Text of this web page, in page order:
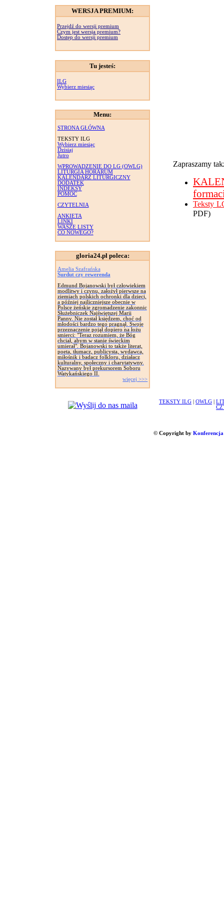
WERSJA PREMIUM:
Przejdź do wersji premium
Czym jest wersja premium?
Dostęp do wersji premium
Tu jesteś:
ILG
Wybierz miesiąc
Menu:
STRONA GŁÓWNA
TEKSTY ILG
Wybierz miesiąc
Dzisiaj
Jutro
WPROWADZENIE DO LG (OWLG)
LITURGIA HORARUM
KALENDARZ LITURGICZNY
DODATEK
INDEKSY
POMOC
CZYTELNIA
ANKIETA
LINKI
WASZE LISTY
CO NOWEGO?
gloria24.pl poleca:
Amelia Szafrańska
Surdut czy rewerenda
Edmund Bojanowski był człowiekiem
modlitwy i czynu, założył pierwsze na
ziemiach polskich ochronki dla dzieci,
a później najliczniejsze obecnie w
Polsce żeńskie zgromadzenie zakonnic
Służebniczek Najświętszej Marii
Panny. Nie został księdzem, choć od
młodości bardzo tego pragnął. Swoje
przeznaczenie pojął dopiero na łożu
smierci: "Teraz rozumiem, że Bóg
chciał, abym w stanie świeckim
umierał". Bojanowski to także literat,
poeta, tłumacz, publicysta, wydawca,
miłośnik i badacz folkloru, działacz
kulturalny, społeczny i charytatywny.
Nazywany był prekursorem Soboru
Watykańskiego II.
więcej >>>
Zapraszamy
Teksty
PDF)
TEKSTY ILG OWLG
© Copyright by Konferencja